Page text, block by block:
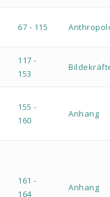
67 - 115
117 -
153
155 -
160
Anhang
161 -
164
Anhang